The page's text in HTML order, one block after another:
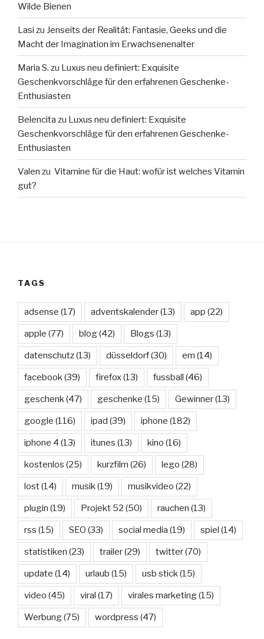
Wilde Bienen
Lasi zu Jenseits der Realität: Fantasie, Geeks und die
Macht der Imagination im Erwachsenenalter
Maria S. zu Luxus neu definiert: Exquisite
Geschenkvorschläge für den erfahrenen Geschenke-
Enthusiasten
Belencita zu Luxus neu definiert: Exquisite
Geschenkvorschläge für den erfahrenen Geschenke-
Enthusiasten
Valen zu Vitamine für die Haut: wofür ist welches Vitamin
gut?
TAGS
adsense (17) adventskalender(13) app (22)
apple (77) blog(42) Blogs (13)
datenschutz(13) düsseldorf(30) em (14)
facebook(39) firefox(13) fussball (46)
geschenk(47) geschenke (15) Gewinner(13)
google (116) ipad (39) iphone (182)
iphone 4 (13) itunes (13) kino (16)
kostenlos (25) kurzfilm (26) lego (28)
lost(14) musik(19) musikvideo (22)
plugin (19) Projekt 52 (50) rauchen (13)
rss (15) SEO (33) social media (19) spiel (14)
statistiken (23) trailer(29) twitter(70)
update (14) urlaub (15) usb stick(15)
video (45) viral (17) virales marketing(15)
Werbung(75) wordpress (47)